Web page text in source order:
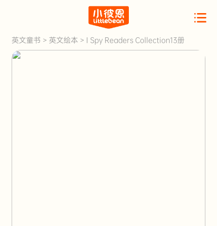
英文童书 > 英文绘本> I Spy Readers Collection13册